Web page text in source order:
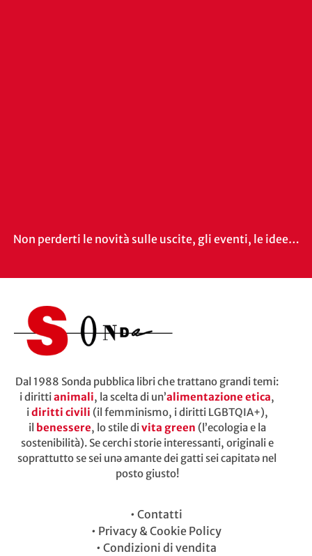
Non perderti le novità sulle uscite, gli eventi, le idee…
Dal 1988 Sonda pubblica libri che trattano grandi temi:
i dirittianimali, la scelta di un’alimentazione etica,
idiritti civili (il femminismo, i diritti LGBTQIA+),
il benessere, lo stile divita green (l’ecologia e la
sostenibilità). Se cerchi storie interessanti, originali e
soprattutto se sei unə amante dei gatti sei capitatə nel
posto giusto!
• Contatti
• Privacy & Cookie Policy
• Condizioni di vendita